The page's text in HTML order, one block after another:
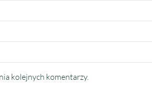
kolejnych komentarzy.